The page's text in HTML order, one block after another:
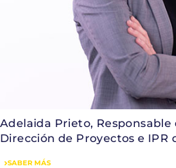
Adelaida Prieto, Responsable
Dirección de Proyectos e IPR
SABER MÁS